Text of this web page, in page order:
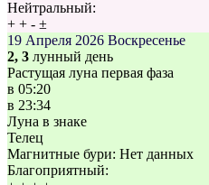
Нейтральный:
+ + - ±
19 Апреля 2026 Воскресенье
2, 3 лунный день
Растущая луна первая фаза
в 05:20
в 23:34
Луна в знаке
Телец
Магнитные бури: Нет данных
Благоприятный: